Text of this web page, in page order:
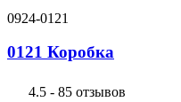
0924-0121
0121 Коробка
4.5 - 85 отзывов